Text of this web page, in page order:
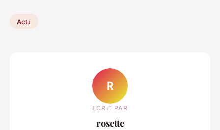
Actu
R
ECRIT PAR
rosette